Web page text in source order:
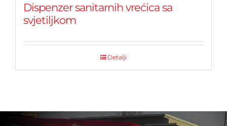
Dispenzer sanitarnih vrećica sa
svjetiljkom
Detalji